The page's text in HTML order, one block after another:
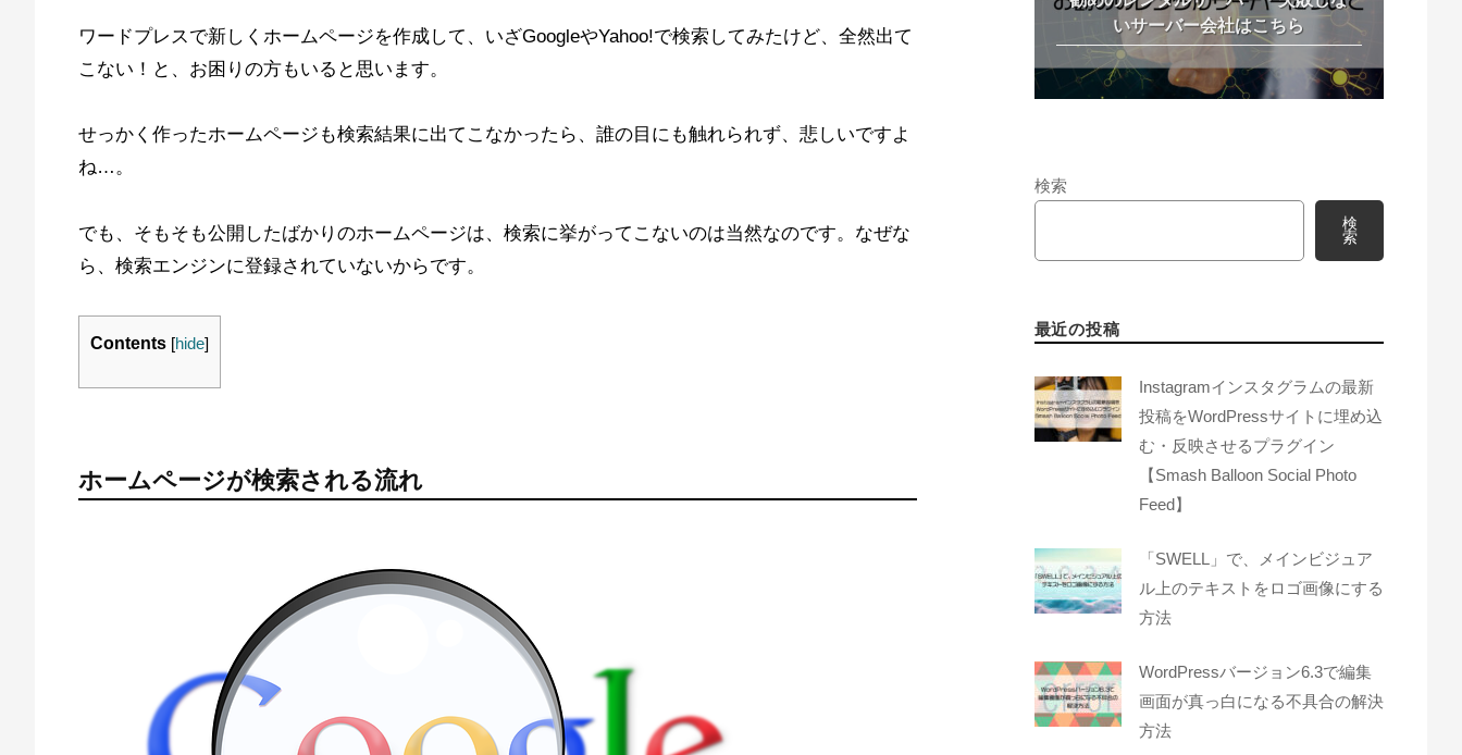
ワードプレスで新しくホームページを作成して、いざGoogleやYahoo!で検索してみたけど、全然出て
こない！と、お困りの方もいると思います。
せっかく作ったホームページも検索結果に出てこなかったら、誰の目にも触れられず、悲しいですよ
ね…。
でも、そもそも公開したばかりのホームページは、検索に挙がってこないのは当然なのです。なぜな
ら、検索エンジンに登録されていないからです。
Contents [hide]
ホームページが検索される流れ
いサーバー会社はこちら
検索
検
索
最近の投稿
Instagramインスタグラムの最新
投稿をWordPressサイトに埋め込
む・反映させるプラグイン
【Smash Balloon Social Photo
Feed】
「SWELL」で、メインビジュア
ル上のテキストをロゴ画像にする
方法
WordPressバージョン6.3で編集
画面が真っ白になる不具合の解決
方法